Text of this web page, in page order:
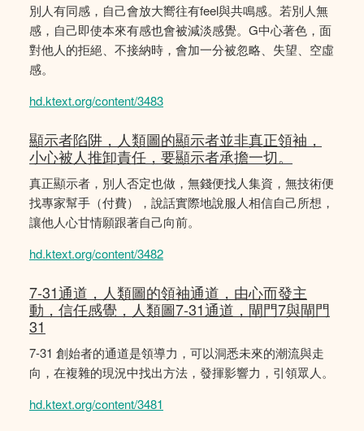
別人有同感，自己會放大嚮往有feel與共鳴感。若別人無
感，自己即使本來有感也會被減淡感覺。G中心著色，面
對他人的拒絕、不接納時，會加一分被忽略、失望、空虛
感。
hd.ktext.org/content/3483
顯示者陷阱，人類圖的顯示者並非真正領袖，
小心被人推卸責任，要顯示者承擔一切。
真正顯示者，別人否定也做，無錢便找人集資，無技術便
找專家幫手（付費），說話實際地說服人相信自己所想，
讓他人心甘情願跟著自己向前。
hd.ktext.org/content/3482
7-31通道，人類圖的領袖通道，由心而發主
動，信任感覺，人類圖7-31通道，閘門7與閘門
31
7-31 創始者的通道是領導力，可以洞悉未來的潮流與走
向，在複雜的現況中找出方法，發揮影響力，引領眾人。
hd.ktext.org/content/3481